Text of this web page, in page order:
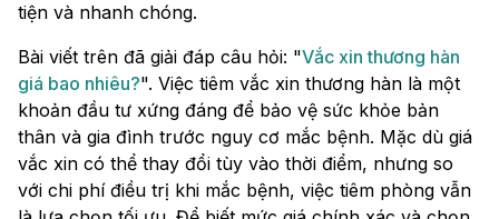
tiện và nhanh chóng.
Bài viết trên đã giải đáp câu hỏi: "Vắc xin thương hàn
giá bao nhiêu​?". Việc tiêm vắc xin thương hàn là một
khoản đầu tư xứng đáng để bảo vệ sức khỏe bản
thân và gia đình trước nguy cơ mắc bệnh. Mặc dù giá
vắc xin có thể thay đổi tùy vào thời điểm, nhưng so
với chi phí điều trị khi mắc bệnh, việc tiêm phòng vẫn